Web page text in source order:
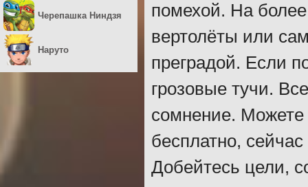
помехой. На более
вертолёты или
преградой. Если
грозовые тучи.
сомнение. Можете
бесплатно,
Добейтесь цели,
Черепашка Ниндзя
Наруто